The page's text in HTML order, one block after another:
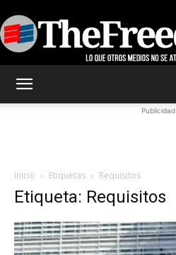
Publicidad
Inicio Etiquetas Requisitos
Etiqueta: Requisitos